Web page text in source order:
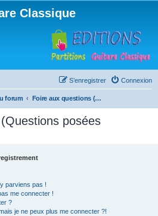
Classique
Connexion
S’enregistrer
forum Foire aux questions (Questions posées fréquemment)
posées
parviens pas !
me connecter !
?
je ne peux plus me connecter ?!